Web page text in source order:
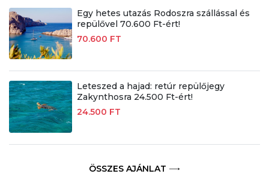
Egy hetes utazás Rodoszra szállással és
repülővel 70.600 Ft-ért!
70.600 FT
Leteszed a hajad: retúr repülőjegy
Zakynthosra 24.500 Ft-ért!
24.500 FT
ÖSSZES AJÁNLAT